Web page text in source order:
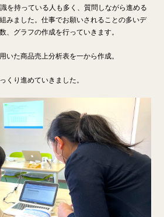
を持っている人も多く、質問しながら進める
みました。仕事でお願いされることの多いデ
、グラフの作成を行っていきます。
いた商品売上分析表を一から作成。
くり進めていきました。